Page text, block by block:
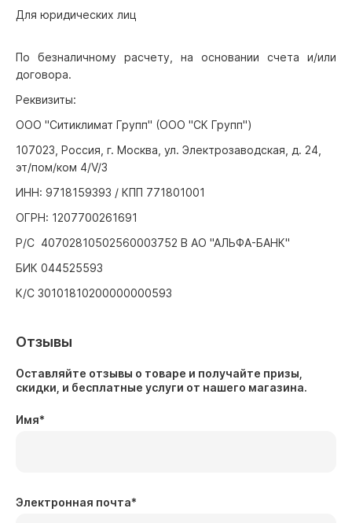
Для юридических лиц
По безналичному расчету, на основании счета и/или
договора.
Реквизиты:
ООО "Ситиклимат Групп" (ООО "СК Групп")
107023, Россия, г. Москва, ул. Электрозаводская, д. 24,
эт/пом/ком 4/V/3
ИНН: 9718159393 / КПП 771801001
ОГРН: 1207700261691
Р/С 40702810502560003752 В АО "АЛЬФА-БАНК"
БИК 044525593
К/С 30101810200000000593
Отзывы
Оставляйте отзывы о товаре и получайте призы,
скидки, и бесплатные услуги от нашего магазина.
Имя*
Электронная почта*